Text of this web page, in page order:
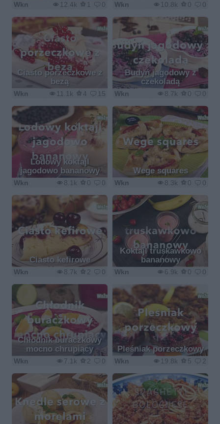
12.4k 1 0
Wkn 10.8k 0 0
Wkn
Ciasto porzeczkowe z
bezą
11.1k 4 15
Wkn
Budyń jagodowy z
czekoladą
8.7k 0 0
Wkn
Lodowy koktajl
jagodowo bananowy
8.1k 0 0
Wkn
Wege squares
8.3k 0 0
Wkn
Ciasto kefirowe
8.7k 2 0
Wkn
Koktajl truskawkowo
bananowy
6.9k 0 0
Wkn
Chłodnik buraczkowy
mocno chrupiący
7.1k 2 0
Wkn
Pleśniak porzeczkowy
19.8k 5 2
Wkn